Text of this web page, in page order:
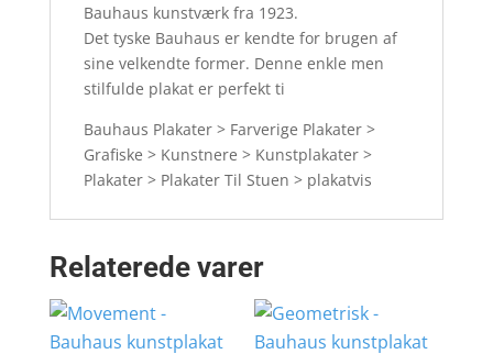
Bauhaus kunstværk fra 1923.
Det tyske Bauhaus er kendte for brugen af
sine velkendte former. Denne enkle men
stilfulde plakat er perfekt ti
Bauhaus Plakater > Farverige Plakater >
Grafiske > Kunstnere > Kunstplakater >
Plakater > Plakater Til Stuen > plakatvis
Relaterede varer